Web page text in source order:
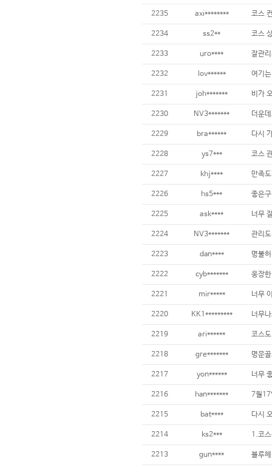
2235 axi********
2234 ss2**
2233 uro**** 잘관
2232 lov******
2231 joh*******
2230 NV3*******
2229 bra******
2228 ys7***
2227 khj****
2226 hs5*** 좋은
2225 ask****
2224 NV3*******
2223 dan****
2222 cyb******* 웅장
2221 mir***** 너무
2220 KK1*********
2219 ari******
2218 gre******* 명문
2217 yon******
2216 han*******
2215 bat****
2214 ks2***
2213 gun****